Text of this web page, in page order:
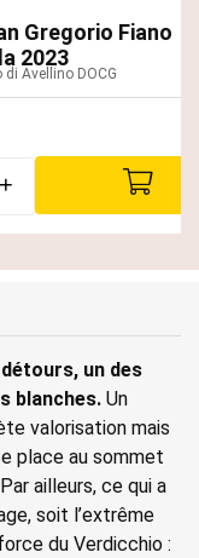
Gregorio Fiano
2023
Avellino DOCG
+
un des
blanches. Un
valorisation mais
place au sommet
ailleurs, ce qui a
soit l’extrême
du Verdicchio :